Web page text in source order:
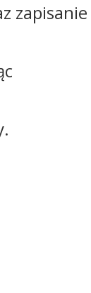
340383242
zapisanie